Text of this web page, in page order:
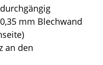
mm Blechwand
an den